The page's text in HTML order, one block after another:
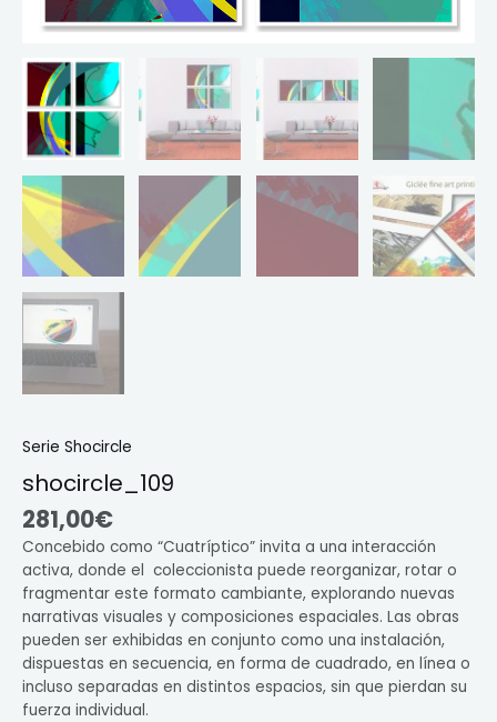
Serie Shocircle
shocircle_109
281,00€
Concebido como “Cuatríptico” invita a una interacción
activa, donde el coleccionista puede reorganizar, rotar o
fragmentar este formato cambiante, explorando nuevas
narrativas visuales y composiciones espaciales. Las obras
pueden ser exhibidas en conjunto como una instalación,
dispuestas en secuencia, en forma de cuadrado, en línea o
incluso separadas en distintos espacios, sin que pierdan su
fuerza individual.